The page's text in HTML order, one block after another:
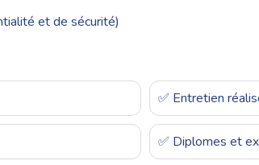
et de sécurité)
✅ Entretien
✅ Diplomes et